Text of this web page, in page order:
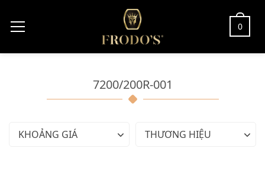
0
7200/200R-001
KHOẢNG GIÁ THƯƠNG HIỆU